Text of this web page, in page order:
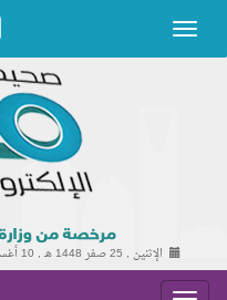
الإثنين , 25 صفر 1448 هـ , 10 أغسطس 2026 م |